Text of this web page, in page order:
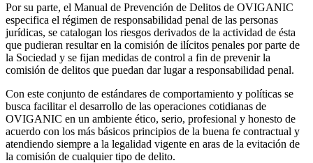
Por su parte, el Manual de Prevención de Delitos de OVIGANIC
especifica el régimen de responsabilidad penal de las personas
jurídicas, se catalogan los riesgos derivados de la actividad de ésta
que pudieran resultar en la comisión de ilícitos penales por parte de
la Sociedad y se fijan medidas de control a fin de prevenir la
comisión de delitos que puedan dar lugar a responsabilidad penal.
Con este conjunto de estándares de comportamiento y políticas se
busca facilitar el desarrollo de las operaciones cotidianas de
OVIGANIC en un ambiente ético, serio, profesional y honesto de
acuerdo con los más básicos principios de la buena fe contractual y
atendiendo siempre a la legalidad vigente en aras de la evitación de
la comisión de cualquier tipo de delito.